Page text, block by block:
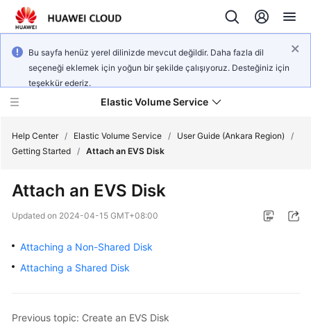
Bu sayfa henüz yerel dilinizde mevcut değildir. Daha fazla dil
seçeneği eklemek için yoğun bir şekilde çalışıyoruz. Desteğiniz için
teşekkür ederiz.
Elastic Volume Service
New
Overview
Getting
User
Help Center / Elastic Volume Service / User Guide (Ankara Region)
/
Getting Started / Attach an EVS Disk
Attach an EVS Disk
Updated on 2024-04-15 GMT+08:00
Attaching a Non-Shared Disk
Attaching a Shared Disk
Previous topic: Create an EVS Disk